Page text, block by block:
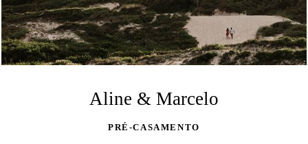
Aline & Marcelo
PRÉ-CASAMENTO